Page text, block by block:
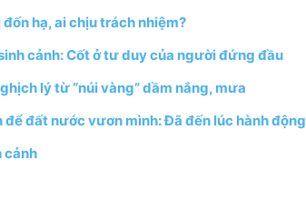
hạ, ai chịu trách nhiệm?
cảnh: Cốt ở tư duy của người đứng đầu
lý từ “núi vàng” dầm nắng, mưa
để đất nước vươn mình: Đã đến lúc hành động
cảnh